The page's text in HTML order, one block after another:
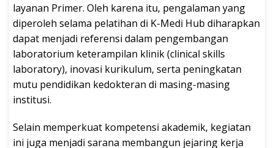
layanan Primer. Oleh karena itu, pengalaman yang
diperoleh selama pelatihan di K-Medi Hub diharapkan
dapat menjadi referensi dalam pengembangan
laboratorium keterampilan klinik (clinical skills
laboratory), inovasi kurikulum, serta peningkatan
mutu pendidikan kedokteran di masing-masing
institusi.
Selain memperkuat kompetensi akademik, kegiatan
ini juga menjadi sarana membangun jejaring kerja